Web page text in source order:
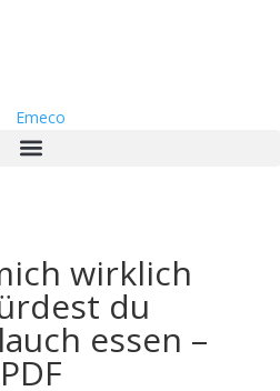
wirklich
du
essen –